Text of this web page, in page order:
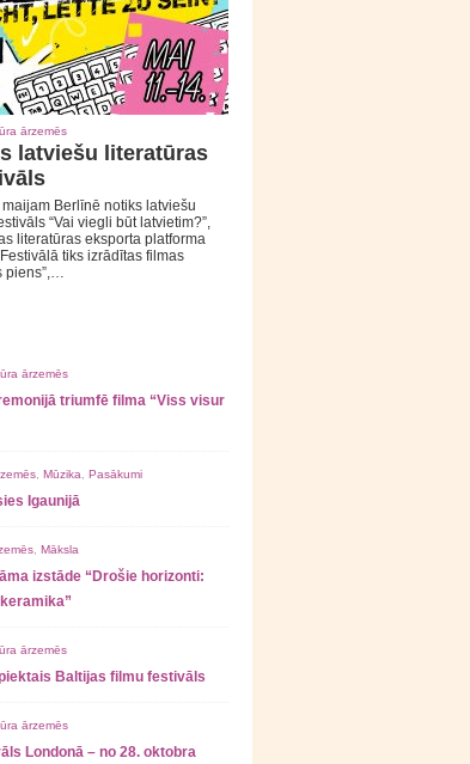
ārzemēs
latviešu literatūras
Berlīnē notiks latviešu
“Vai viegli būt latvietim?”,
literatūras eksporta platforma
tiks izrādītas filmas
piens”,…
ārzemēs
triumfē filma “Viss visur
Mūzika Pasākumi
Igaunijā
Māksla
izstāde “Drošie horizonti:
ārzemēs
Baltijas filmu festivāls
ārzemēs
Londonā – no 28. oktobra